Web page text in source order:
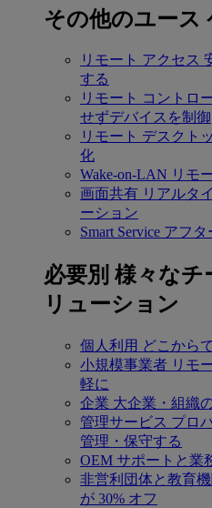
その他のユース
リモート アクセス
する
リモート コントロ
せずデバイスを制御
リモート デスクト
化
Wake-on-LAN リモ
画面共有 リアルタ
ーション
Smart Service アフタ
必要別 様々なチ
リューション
個人利用 どこから
小規模事業者 リモ
軽に
企業 大企業・組織
管理サービス プロ
管理・保守する
OEM サポートと業
非営利団体と教育機
が 30% オフ